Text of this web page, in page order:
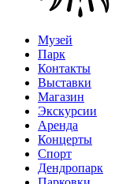
Музей
Парк
Контакты
Выставки
Магазин
Экскурсии
Аренда
Концерты
Спорт
Дендропарк